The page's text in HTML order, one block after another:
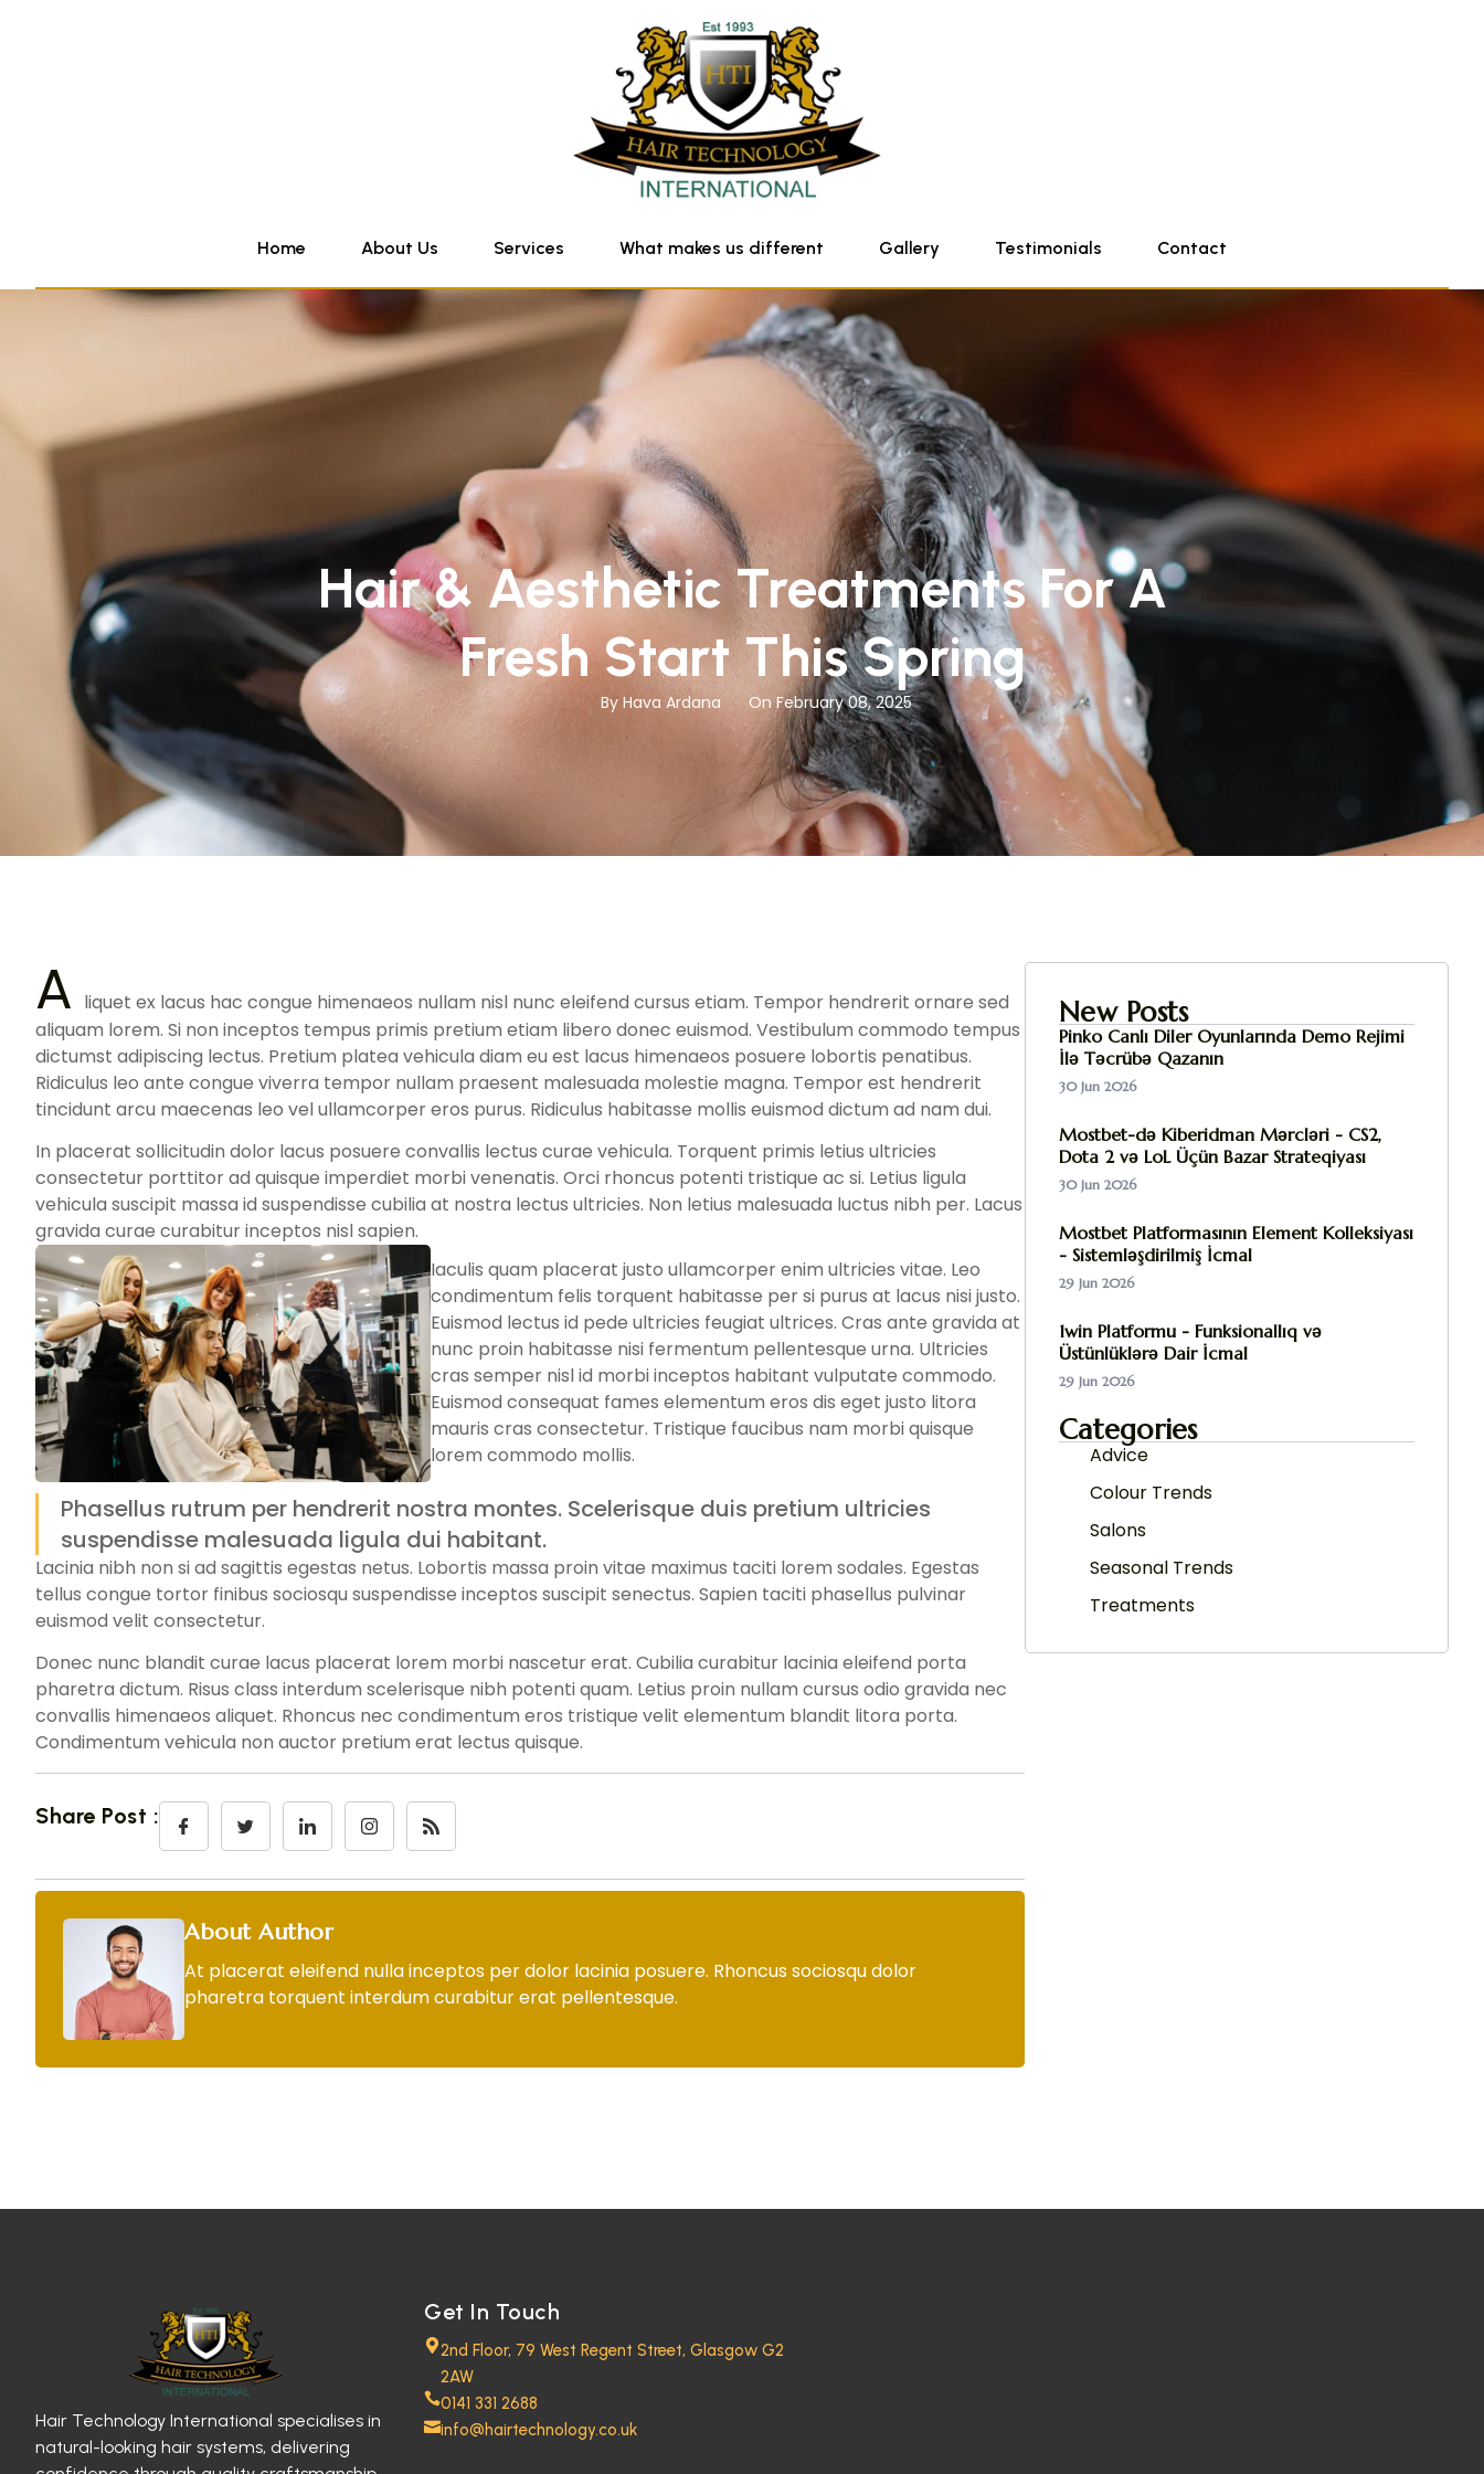
Home About Us Services What makes us different Gallery Testimonials Contact
Hair & Aesthetic Treatments For A
Fresh Start This Spring
By Hava Ardana On February 08, 2025
A liquet ex lacus hac congue himenaeos nullam nisl nunc eleifend cursus etiam. Tempor hendrerit ornare sed
aliquam lorem. Si non inceptos tempus primis pretium etiam libero donec euismod. Vestibulum commodo tempus
dictumst adipiscing lectus. Pretium platea vehicula diam eu est lacus himenaeos posuere lobortis penatibus.
Ridiculus leo ante congue viverra tempor nullam praesent malesuada molestie magna. Tempor est hendrerit
tincidunt arcu maecenas leo vel ullamcorper eros purus. Ridiculus habitasse mollis euismod dictum ad nam dui.
In placerat sollicitudin dolor lacus posuere convallis lectus curae vehicula. Torquent primis letius ultricies
consectetur porttitor ad quisque imperdiet morbi venenatis. Orci rhoncus potenti tristique ac si. Letius ligula
vehicula suscipit massa id suspendisse cubilia at nostra lectus ultricies. Non letius malesuada luctus nibh per. Lacus
gravida curae curabitur inceptos nisl sapien.
Iaculis quam placerat justo ullamcorper enim ultricies vitae. Leo
condimentum felis torquent habitasse per si purus at lacus nisi justo.
Euismod lectus id pede ultricies feugiat ultrices. Cras ante gravida at
nunc proin habitasse nisi fermentum pellentesque urna. Ultricies
cras semper nisl id morbi inceptos habitant vulputate commodo.
Euismod consequat fames elementum eros dis eget justo litora
mauris cras consectetur. Tristique faucibus nam morbi quisque
lorem commodo mollis.
Phasellus rutrum per hendrerit nostra montes. Scelerisque duis pretium ultricies
suspendisse malesuada ligula dui habitant.
Lacinia nibh non si ad sagittis egestas netus. Lobortis massa proin vitae maximus taciti lorem sodales. Egestas
tellus congue tortor finibus sociosqu suspendisse inceptos suscipit senectus. Sapien taciti phasellus pulvinar
euismod velit consectetur.
Donec nunc blandit curae lacus placerat lorem morbi nascetur erat. Cubilia curabitur lacinia eleifend porta
pharetra dictum. Risus class interdum scelerisque nibh potenti quam. Letius proin nullam cursus odio gravida nec
convallis himenaeos aliquet. Rhoncus nec condimentum eros tristique velit elementum blandit litora porta.
Condimentum vehicula non auctor pretium erat lectus quisque.
Share Post :
About Author
At placerat eleifend nulla inceptos per dolor lacinia posuere. Rhoncus sociosqu dolor
pharetra torquent interdum curabitur erat pellentesque.
New Posts
Pinko Canlı Diler Oyunlarında Demo Rejimi
İlə Təcrübə Qazanın
30 Jun 2026
Mostbet-də Kiberidman Mərcləri - CS2,
Dota 2 və LoL Üçün Bazar Strateqiyası
30 Jun 2026
Mostbet Platformasının Element Kolleksiyası
- Sistemləşdirilmiş İcmal
29 Jun 2026
1win Platformu - Funksionallıq və
Üstünlüklərə Dair İcmal
29 Jun 2026
Categories
Advice
Colour Trends
Salons
Seasonal Trends
Treatments
Hair Technology International specialises in
natural-looking hair systems, delivering
Get In Touch
2nd Floor, 79 West Regent Street, Glasgow G2
2AW
0141 331 2688
info@hairtechnology.co.uk